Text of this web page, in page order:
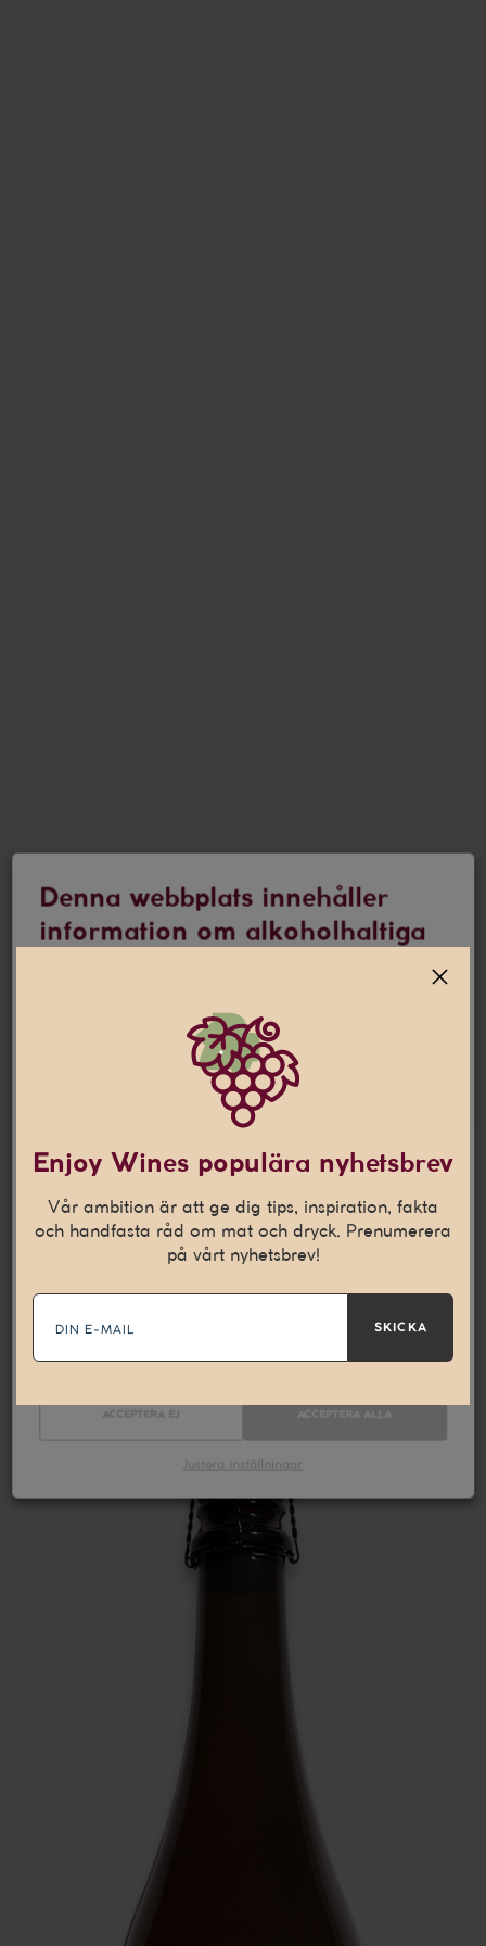
Enjoy Wines populära nyhetsbrev
Vår ambition är att ge dig tips, inspiration, fakta
och handfasta råd om mat och dryck. Prenumerera
på vårt nyhetsbrev!
E-
mail SKICKA
Denna webbplats innehåller
information om alkoholhaltiga
Jag är 25 år eller äldre
Denna webbplats använder
Den här webbplatsen använder cookies som hjälper oss att
anpassa vårt innehåll och ge dig en bättre
internetupplevelse. Vi använder även denna teknik till att
samla in statistik och för att kunna leverera personliga
annonser på andra webbplatser till dig.Läs mer
ACCEPTERA EJ ACCEPTERA ALLA
Justera inställningar